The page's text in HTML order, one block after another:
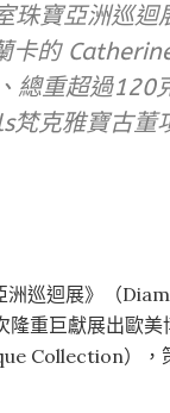
珠寶亞洲巡
卡的
總重超過120
克雅寶古董
巡迴展》（
重巨獻展出歐
Collection），